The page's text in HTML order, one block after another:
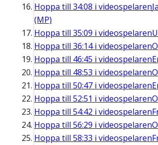
Hoppa till 34:08 i videospelaren
(MP)
Hoppa till 35:09 i videospelaren
Hoppa till 36:14i videospelaren
Hoppa till 46:45 i videospelaren
Hoppa till 48:53 i videospelaren
Hoppa till 50:47 i videospelaren
Hoppa till 52:51 i videospelaren
Hoppa till 54:42 i videospelaren
Hoppa till 56:29 i videospelaren
Hoppa till 58:33 i videospelaren